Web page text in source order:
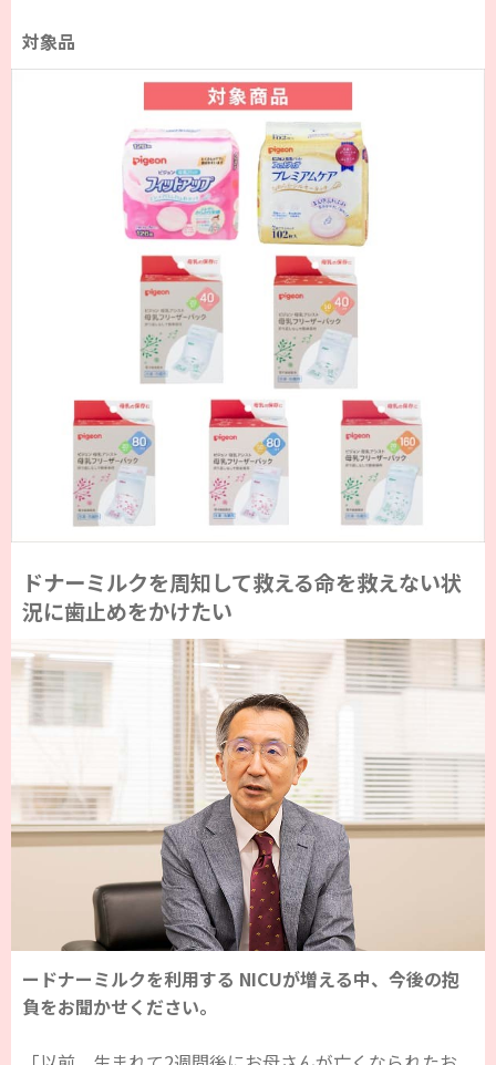
対象品
ドナーミルクを周知して救える命を救えない状
況に歯止めをかけたい
ードナーミルクを利用する NICUが増える中、今後の抱
負をお聞かせください。